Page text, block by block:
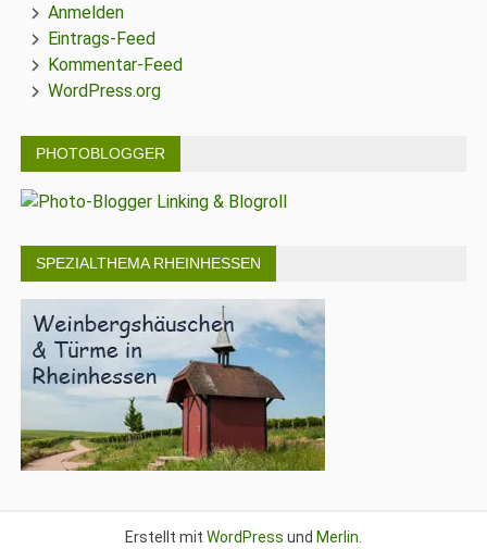
Anmelden
Eintrags-Feed
Kommentar-Feed
WordPress.org
PHOTOBLOGGER
SPEZIALTHEMA RHEINHESSEN
Erstellt mit WordPress und Merlin